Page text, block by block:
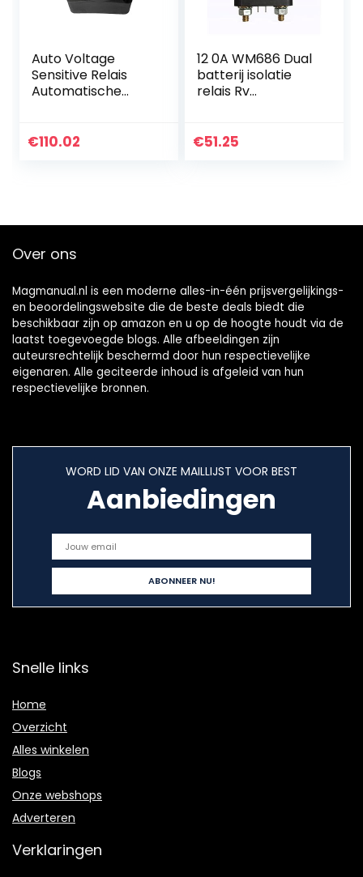
Auto Voltage
Sensitive Relais
Automatische
Isolator (VSR)
€110.02
12 0A WM686 Dual
batterij isolatie
relais Rv
Power Saving RL /
€51.25
Over ons
Magmanual.nl is een moderne alles-in-één prijsvergelijkings-
en beoordelingswebsite die de beste deals biedt die
beschikbaar zijn op amazon en u op de hoogte houdt via de
laatst toegevoegde blogs. Alle afbeeldingen zijn
auteursrechtelijk beschermd door hun respectievelijke
eigenaren. Alle geciteerde inhoud is afgeleid van hun
respectievelijke bronnen.
WORD LID VAN ONZE MAILLIJST VOOR BEST
Aanbiedingen
Snelle links
Home
Overzicht
Alles winkelen
Blogs
Onze webshops
Adverteren
Verklaringen